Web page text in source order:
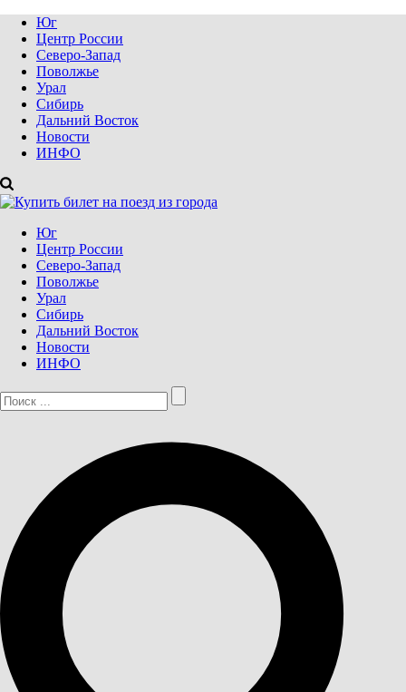
Юг
Центр России
Северо-Запад
Поволжье
Урал
Сибирь
Дальний Восток
Новости
ИНФО
Юг
Центр России
Северо-Запад
Поволжье
Урал
Сибирь
Дальний Восток
Новости
ИНФО